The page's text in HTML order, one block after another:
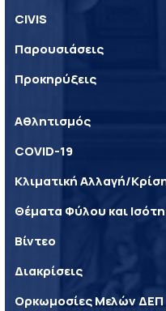
CIVIS
Παρουσιάσεις
Προκηρύξεις
Αθλητισμός
COVID-19
Κλιματική Αλλαγή/
Θέματα Φύλου και
Βίντεο
Διακρίσεις
Ορκωμοσίες Μελών ΔΕΠ